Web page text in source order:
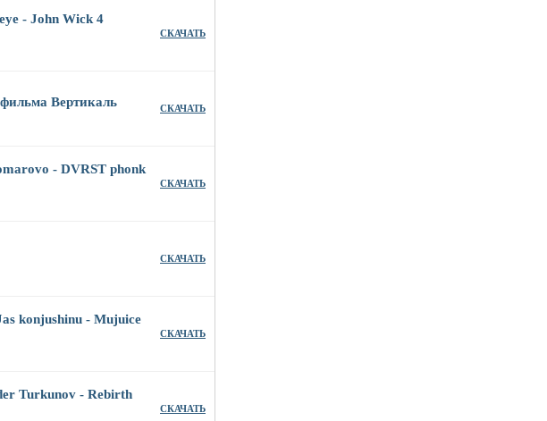
- John Wick 4
СКАЧАТЬ
Вертикаль СКАЧАТЬ
- DVRST phonk
СКАЧАТЬ
СКАЧАТЬ
konjushinu - Mujuice
СКАЧАТЬ
Turkunov - Rebirth
СКАЧАТЬ